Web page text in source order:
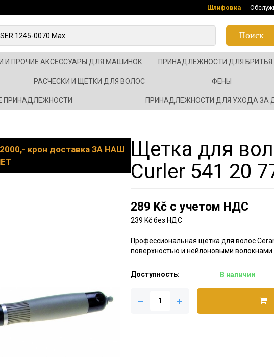
Шлифовка
Поиск
И ПРОЧИЕ АКСЕССУАРЫ ДЛЯ МАШИНОК ПРИНАДЛЕЖНОСТИ ДЛЯ БРИТЬЯ
РАСЧЕСКИ И ЩЕТКИ ДЛЯ ВОЛОС ФЕНЫ
ПРИНАДЛЕЖНОСТИ ПРИНАДЛЕЖНОСТИ ДЛЯ УХОДА
крон доставка ЗА НАШ
Щетка для
Curler 541 20
289 Kč с учетом НДС
239 Kč без НДС
Профессиональная щетка для волос
поверхностью и нейлоновыми
Доступность: В наличии